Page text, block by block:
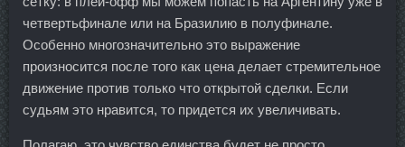
четвертьфинале или на Бразилию в полуфинале.
Особенно многозначительно это выражение
произносится после того как цена делает стремительное
движение против только что открытой сделки. Если
судьям это нравится, то придется их увеличивать.